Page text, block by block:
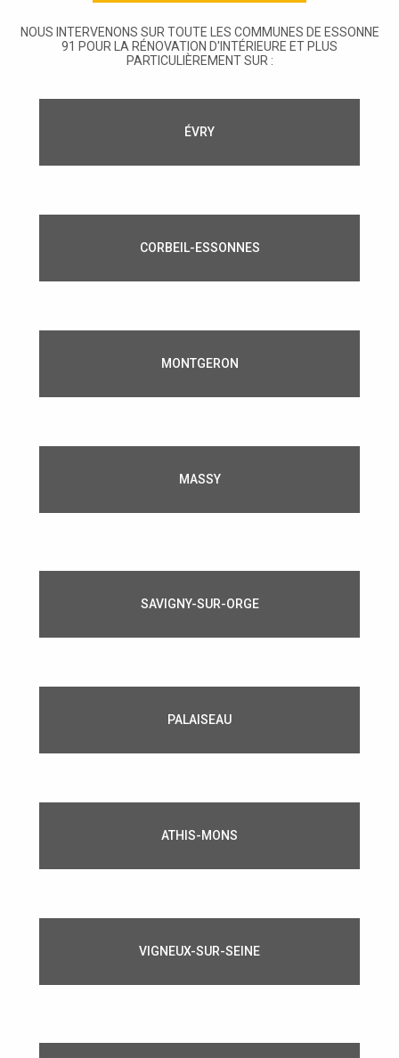
NOUS INTERVENONS SUR TOUTE LES COMMUNES DE ESSONNE
91 POUR LA RÉNOVATION D'INTÉRIEURE ET PLUS
PARTICULIÈREMENT SUR :
ÉVRY
CORBEIL-ESSONNES
MONTGERON
MASSY
SAVIGNY-SUR-ORGE
PALAISEAU
ATHIS-MONS
VIGNEUX-SUR-SEINE